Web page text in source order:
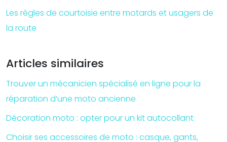
Les règles de courtoisie entre motards et usagers de
la route
Articles similaires
Trouver un mécanicien spécialisé en ligne pour la
réparation d’une moto ancienne
Décoration moto : opter pour un kit autocollant
Choisir ses accessoires de moto : casque, gants,